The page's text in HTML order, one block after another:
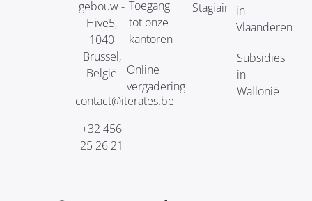
gebouw -
Hive5,
1040
Brussel,
België
contact@iterates.be
+32 456
25 26 21
Toegang
tot onze
kantoren
Online
vergadering
Stagiair in
Vlaanderen
Subsidies
in
Wallonië